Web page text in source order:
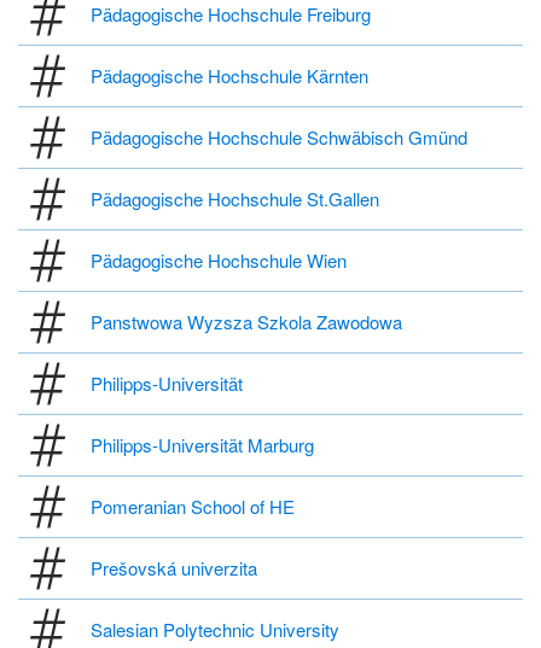
Pädagogische Hochschule Freiburg
Pädagogische Hochschule Kärnten
Pädagogische Hochschule Schwäbisch Gmünd
Pädagogische Hochschule St.Gallen
Pädagogische Hochschule Wien
Panstwowa Wyzsza Szkola Zawodowa
Philipps-Universität
Philipps-Universität Marburg
Pomeranian School of HE
Prešovská univerzita
Salesian Polytechnic University